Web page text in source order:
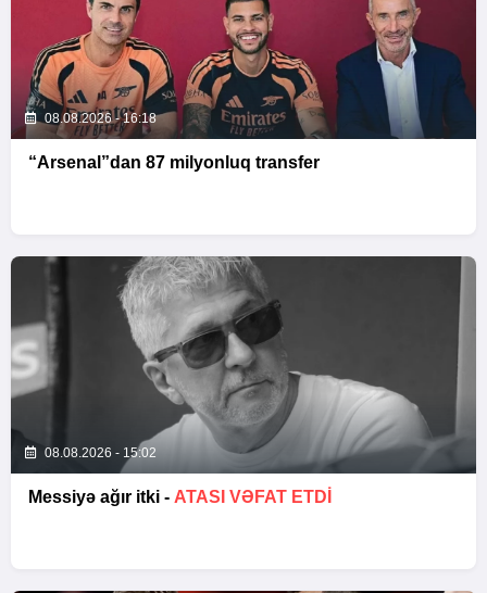
08.08.2026 - 16:18
“Arsenal”dan 87 milyonluq transfer
08.08.2026 - 15:02
Messiyə ağır itki - ATASI VƏFAT ETDI